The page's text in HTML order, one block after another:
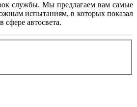
службы. Мы предлагаем вам самые
испытаниям, в которых показал
автосвета.